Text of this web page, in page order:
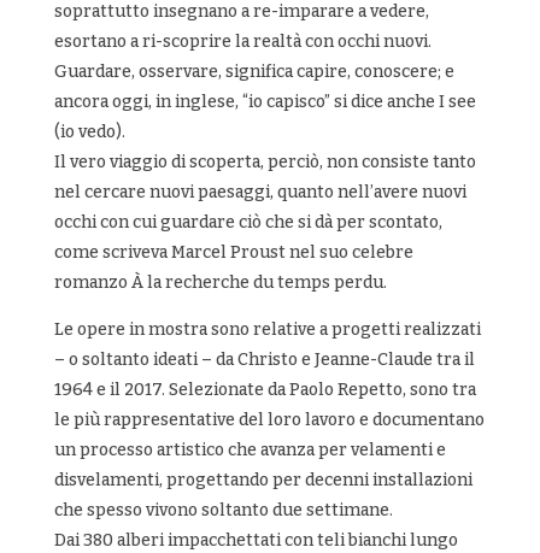
soprattutto insegnano a re-imparare a vedere,
esortano a ri-scoprire la realtà con occhi nuovi.
Guardare, osservare, significa capire, conoscere; e
ancora oggi, in inglese, “io capisco” si dice anche I see
(io vedo).
Il vero viaggio di scoperta, perciò, non consiste tanto
nel cercare nuovi paesaggi, quanto nell’avere nuovi
occhi con cui guardare ciò che si dà per scontato,
come scriveva Marcel Proust nel suo celebre
romanzo À la recherche du temps perdu.
Le opere in mostra sono relative a progetti realizzati
– o soltanto ideati – da Christo e Jeanne-Claude tra il
1964 e il 2017. Selezionate da Paolo Repetto, sono tra
le più rappresentative del loro lavoro e documentano
un processo artistico che avanza per velamenti e
disvelamenti, progettando per decenni installazioni
che spesso vivono soltanto due settimane.
Dai 380 alberi impacchettati con teli bianchi lungo